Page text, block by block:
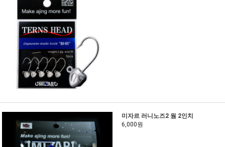
미자르 러니노즈2 웜 2인치
6,000원